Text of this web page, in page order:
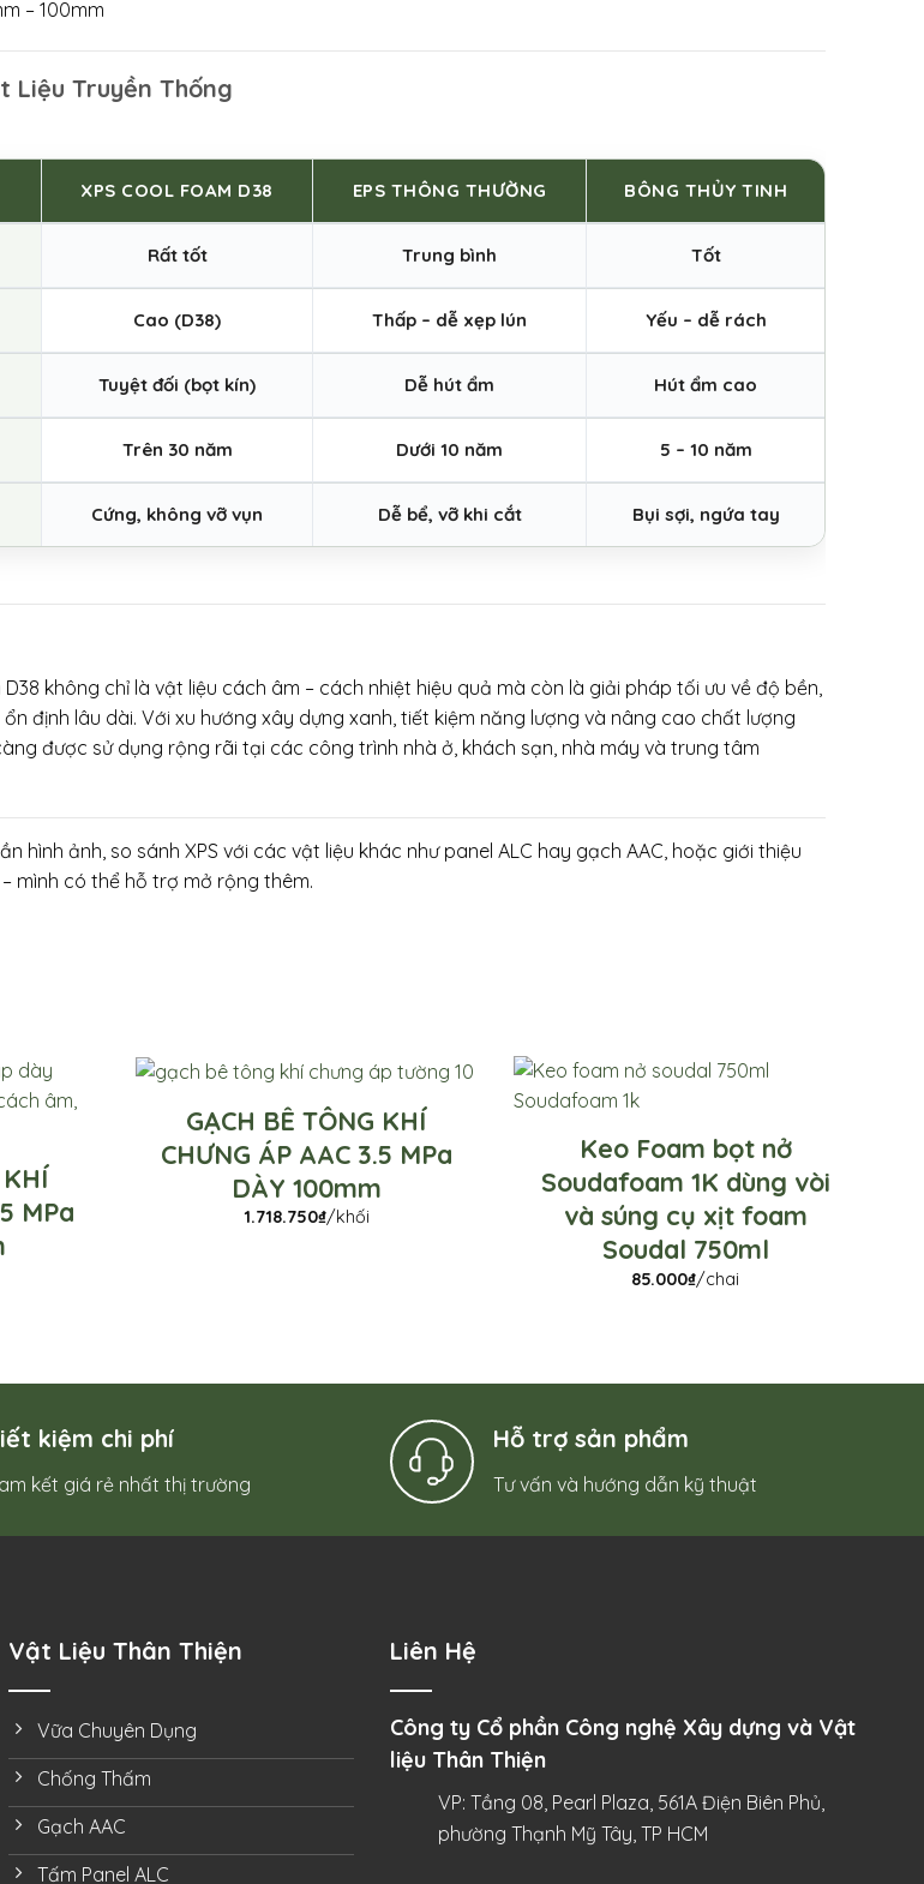
– 100mm
Liệu Truyền Thống
XPS COOL FOAM D38 EPS THÔNG THƯỜNG BÔNG THỦY TINH
Rất tốt Trung bình Tốt
Cao (D38) Thấp – dễ xẹp lún Yếu – dễ rách
Tuyệt đối (bọt kín) Dễ hút ẩm Hút ẩm cao
Trên 30 năm Dưới 10 năm 5 – 10 năm
Cứng, không vỡ vụn Dễ bể, vỡ khi cắt Bụi sợi, ngứa tay
D38 không chỉ là vật liệu cách âm – cách nhiệt hiệu quả mà còn là giải pháp tối ưu về độ bền,
định lâu dài. Với xu hướng xây dựng xanh, tiết kiệm năng lượng và nâng cao chất lượng
được sử dụng rộng rãi tại các công trình nhà ở, khách sạn, nhà máy và trung tâm
hình ảnh, so sánh XPS với các vật liệu khác như panel ALC hay gạch AAC, hoặc giới thiệu
mình có thể hỗ trợ mở rộng thêm.
KHÍ
MPa
GẠCH BÊ TÔNG KHÍ
CHƯNG ÁP AAC 3.5 MPa
DÀY 100mm
1.718.750₫/khối
Keo Foam bọt nở
Soudafoam 1K dùng vòi
và súng cụ xịt foam
Soudal 750ml
85.000₫/chai
kiệm chi phí
kết giá rẻ nhất thị trường
Hỗ trợ sản phẩm
Tư vấn và hướng dẫn kỹ thuật
Vật Liệu Thân Thiện
Vữa Chuyên Dụng
Chống Thấm
Gạch AAC
Tấm Panel ALC
Liên Hệ
Công ty Cổ phần Công nghệ Xây dựng và Vật
liệu Thân Thiện
VP: Tầng 08, Pearl Plaza, 561A Điện Biên Phủ,
phường Thạnh Mỹ Tây, TP HCM